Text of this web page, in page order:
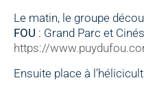
Le matin, le groupe
FOU : Grand Parc et
https://
Ensuite place à